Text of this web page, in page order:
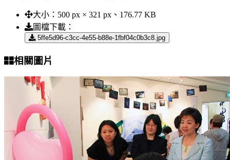
大小： 500 px × 321 px、176.77 KB
圖檔下載：
5ffe5d96-c3cc-4e55-b88e-1fbf04c0b3c8.jpg
相關圖片